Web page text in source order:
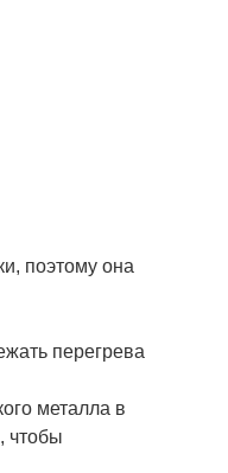
поэтому она
перегрева
металла в
чтобы